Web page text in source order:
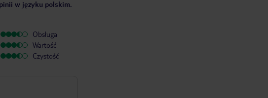
w języku polskim.
Obsługa
Wartość
Czystość